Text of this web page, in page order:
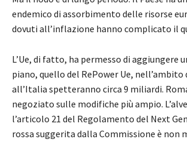
endemico di assorbimento delle risorse
dovuti all’inflazione hanno complicato il
L’Ue, di fatto, ha permesso di aggiungere
piano, quello del RePower Ue, nell’ambito
all’Italia spetteranno circa 9 miliardi.
negoziato sulle modifiche più ampio.
l’articolo 21 del Regolamento del Next
rossa suggerita dalla Commissione è non